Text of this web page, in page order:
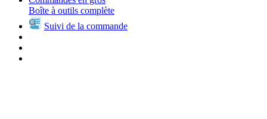
Boîte à outils complète
Suivi de la commande